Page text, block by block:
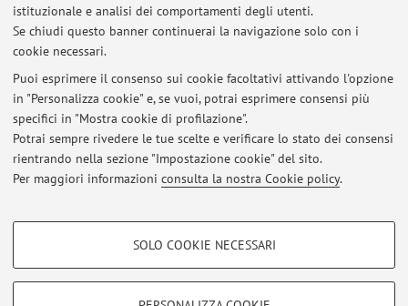
istituzionale e analisi dei comportamenti degli utenti.
Se chiudi questo banner continuerai la navigazione solo con i
cookie necessari.
Puoi esprimere il consenso sui cookie facoltativi attivando l'opzione
in "Personalizza cookie" e, se vuoi, potrai esprimere consensi più
specifici in "Mostra cookie di profilazione".
Potrai sempre rivedere le tue scelte e verificare lo stato dei consensi
rientrando nella sezione "Impostazione cookie" del sito.
Per maggiori informazioni consulta la nostra Cookie policy.
COOKIE DI PROFILAZIONE - FACOLTATIVI
SOLO COOKIE NECESSARI
39454 - LABORATORIO 3
Ultimi avvisi
Argomenti di tesi
Pubblicato il: 28 febbraio 2020
Area riservata
Accedi tramiteloginper gestire tutti i contenuti del sito.